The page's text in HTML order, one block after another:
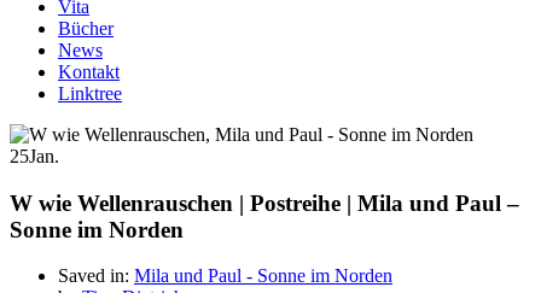
Vita
Bücher
News
Kontakt
Linktree
25Jan.
W wie Wellenrauschen | Postreihe | Mila und Paul –
Sonne im Norden
Saved in: Mila und Paul - Sonne im Norden